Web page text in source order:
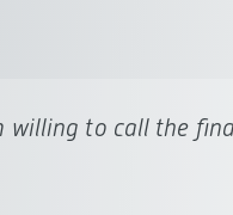
willing to call the